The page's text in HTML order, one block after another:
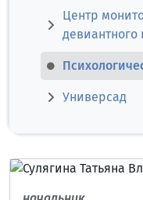
Центр
девиантного
Универсад